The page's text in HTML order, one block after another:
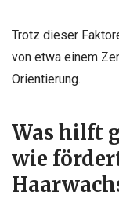
Trotz dieser
von etwa einem
Orientierung.
Was hilft
wie